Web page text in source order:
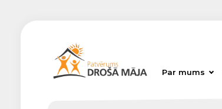
Par mums